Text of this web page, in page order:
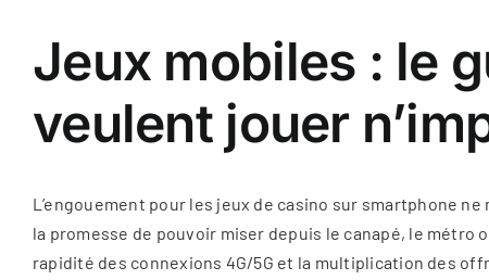
Jeux mobiles : le
veulent jouer
L’engouement pour les jeux de casino sur smartphone
la promesse de pouvoir miser depuis le canapé, le métro
rapidité des connexions 4G/5G et la multiplication des